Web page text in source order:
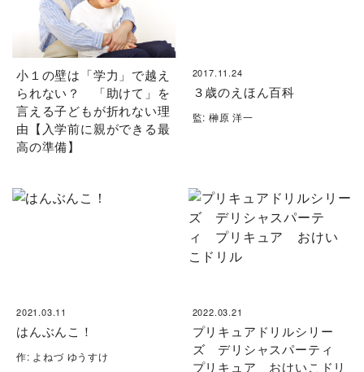
小１の壁は「学力」で越え
られない？ 「助けて」を
言える子どもが折れない理
由【入学前に親ができる最
高の準備】
2017.11.24
３歳のえほん百科
監: 榊原 洋一
2021.03.11
はんぶんこ！
作: よねづ ゆうすけ
2022.03.21
プリキュアドリルシリー
ズ デリシャスパーティ
プリキュア おけいこドリ